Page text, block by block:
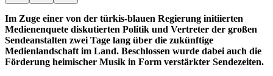
Im Zuge einer von der türkis-blauen Regierung initiierten
Medienenquete diskutierten Politik und Vertreter der großen
Sendeanstalten zwei Tage lang über die zukünftige
Medienlandschaft im Land. Beschlossen wurde dabei auch die
Förderung heimischer Musik in Form verstärkter Sendezeiten.